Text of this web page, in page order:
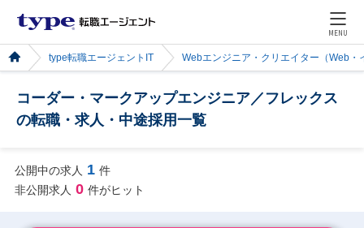
MENU
type転職エージェントIT Webエンジニア・クリエイター（Web・
コーダー・マークアップエンジニア／フレックス
の転職・求人・中途採用一覧
公開中の求人 1 件
非公開求人 0 件がヒット